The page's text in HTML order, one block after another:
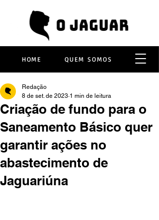
HOME QUEM SOMOS
Criação de fundo para o
Saneamento Básico quer
garantir ações no
abastecimento de
Jaguariúna
Redação
8 de set. de 2023 1 min de leitura